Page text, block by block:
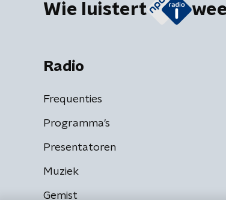
Wie luistert
Radio
Frequenties
Programma's
Presentatoren
Muziek
Gemist